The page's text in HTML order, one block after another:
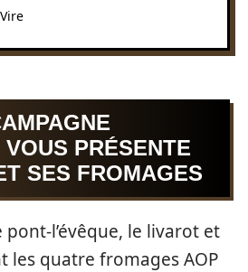
PRÉSENTE
SES FROMAGES
l’évêque, le livarot et
les quatre fromages AOP